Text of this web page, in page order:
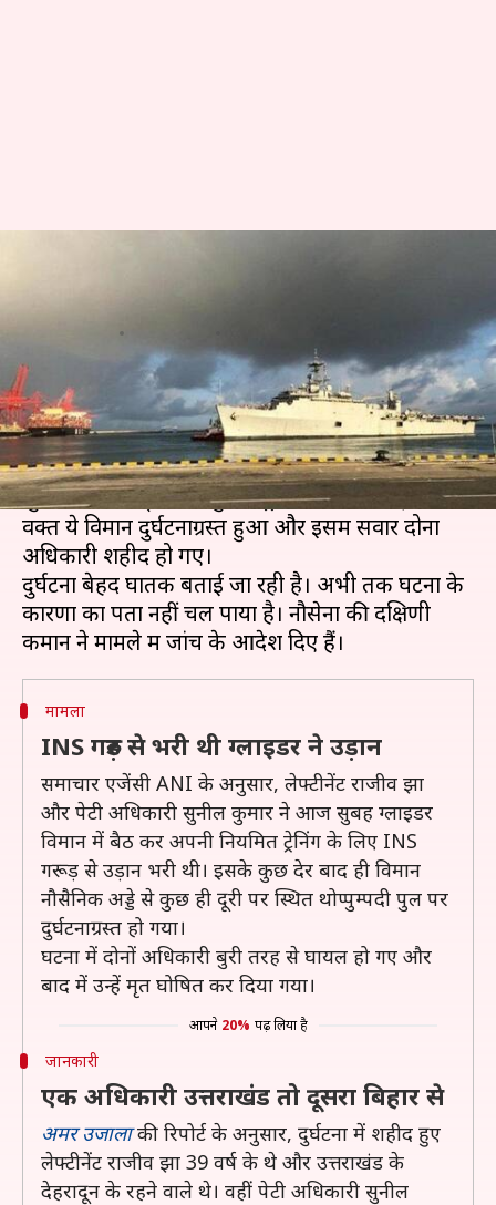
केरल में ग्लाइडर विमान दुर्घटनाग्रस्त,
नौसेना के दो अधिकारियों की मौत
क्या है खबर?
केरल के कोच्चि में ग्लाइडर विमान दुर्घटनाग्रस्त होने से
भारतीय नौसेना के दो अधिकारियों की मौत हो गई है।
शुरूआती रिपोर्ट्स के अनुसार, ट्रेनिंग के दौरान उड़ान भरते
वक्त ये विमान दुर्घटनाग्रस्त हुआ और इसमें सवार दोनों
अधिकारी शहीद हो गए।
दुर्घटना बेहद घातक बताई जा रही है। अभी तक घटना के
कारणों का पता नहीं चल पाया है। नौसेना की दक्षिणी
मामला
INS गरुड़ से भरी थी ग्लाइडर ने उड़ान
समाचार एजेंसी ANI के अनुसार, लेफ्टीनेंट राजीव झा
और पेटी अधिकारी सुनील कुमार ने आज सुबह ग्लाइडर
विमान में बैठ कर अपनी नियमित ट्रेनिंग के लिए INS
गरूड़ से उड़ान भरी थी। इसके कुछ देर बाद ही विमान
नौसैनिक अड्डे से कुछ ही दूरी पर स्थित थोप्पुम्पदी पुल पर
दुर्घटनाग्रस्त हो गया।
घटना में दोनों अधिकारी बुरी तरह से घायल हो गए और
बाद में उन्हें मृत घोषित कर दिया गया।
आपने 20% पढ़ लिया है
जानकारी
एक अधिकारी उत्तराखंड तो दूसरा बिहार से
अमर उजालाकी रिपोर्ट के अनुसार, दुर्घटना में शहीद हुए
लेफ्टीनेंट राजीव झा 39 वर्ष के थे और उत्तराखंड के
देहरादून के रहने वाले थे। वहीं पेटी अधिकारी सुनील